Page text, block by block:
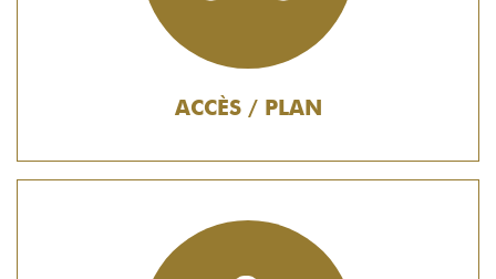
ACCÈS / PLAN